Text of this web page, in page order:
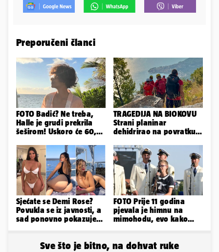
Preporučeni članci
FOTO Badić? Ne treba,
Halle je grudi prekrila
šeširom! Uskoro će 60,
TRAGEDIJA NA BIOKOVU
Strani planinar
dehidrirao na povratku s
Sjećate se Demi Rose?
Povukla se iz javnosti, a
sad ponovno pokazuje
FOTO Prije 11 godina
pjevala je himnu na
mimohodu, evo kako
Sve što je bitno, na dohvat ruke